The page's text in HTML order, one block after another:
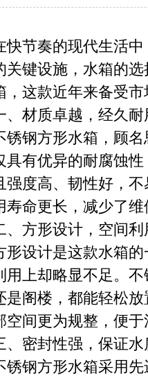
快节奏的现代生活
关键设施，水箱的
，这款近年来备受
、材质卓越，经久耐
锈钢方形水箱，顾
具有优异的耐腐蚀
强度高、韧性好，
寿命更长，减少了
、方形设计，空间利
形设计是这款水箱
用上却略显不足。
是阁楼，都能轻松
空间更为规整，便
、密封性强，保证水
锈钢方形水箱采用